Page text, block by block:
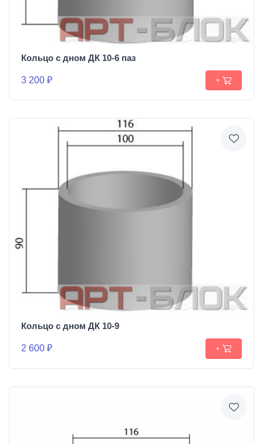
Кольцо с дном ДК 10-6 паз
3 200 ₽ +
Кольцо с дном ДК 10-9
2 600 ₽ +